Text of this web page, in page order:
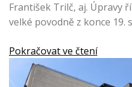
František Trilč, aj. Úpravy
velké povodně z konce 19.
Pokračovat ve čtení